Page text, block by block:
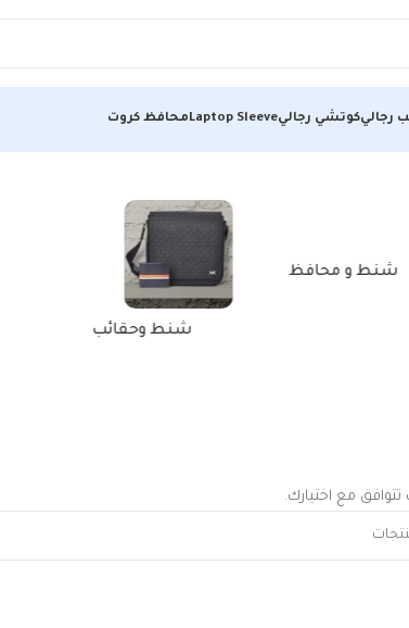
رجاليكوتشي رجاليLaptop Sleeveمحافظ كروت
شنط و محافظ
شنط وحقائب
تتوافق مع اختيارك.